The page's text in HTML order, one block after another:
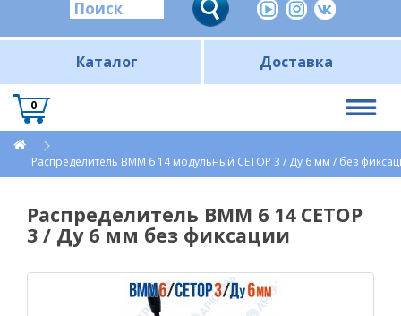
Каталог Доставка
0
Распределитель ВММ 6 14 модульный CETOP 3 / Ду 6 мм / без
Распределитель ВММ 6 14 CETOP
3 / Ду 6 мм без фиксации